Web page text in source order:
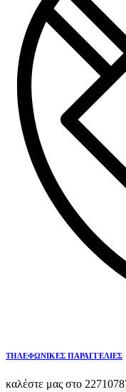
ΤΗΛΕΦΩΝΙΚΕΣ ΠΑΡΑΓΓΕΛΙΕΣ
καλέστε μας στο